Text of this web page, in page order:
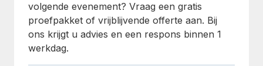
volgende evenement? Vraag een gratis
proefpakket of vrijblijvende offerte aan. Bij
ons krijgt u advies en een respons binnen 1
werkdag.